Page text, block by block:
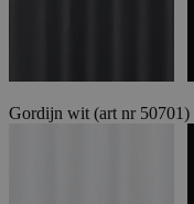
Gordijn wit (art nr 50701)